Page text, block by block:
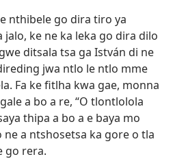
nthibele go dira tiro ya
jalo, ke ne ka leka go dira dilo
ditsala tsa ga István di ne
jwa ntlo le ntlo mme
Fa ke fitlha kwa gae, monna
a bo a re, “O tlontlolola
thipa a bo a e baya mo
a ntshosetsa ka gore o tla
go rera.